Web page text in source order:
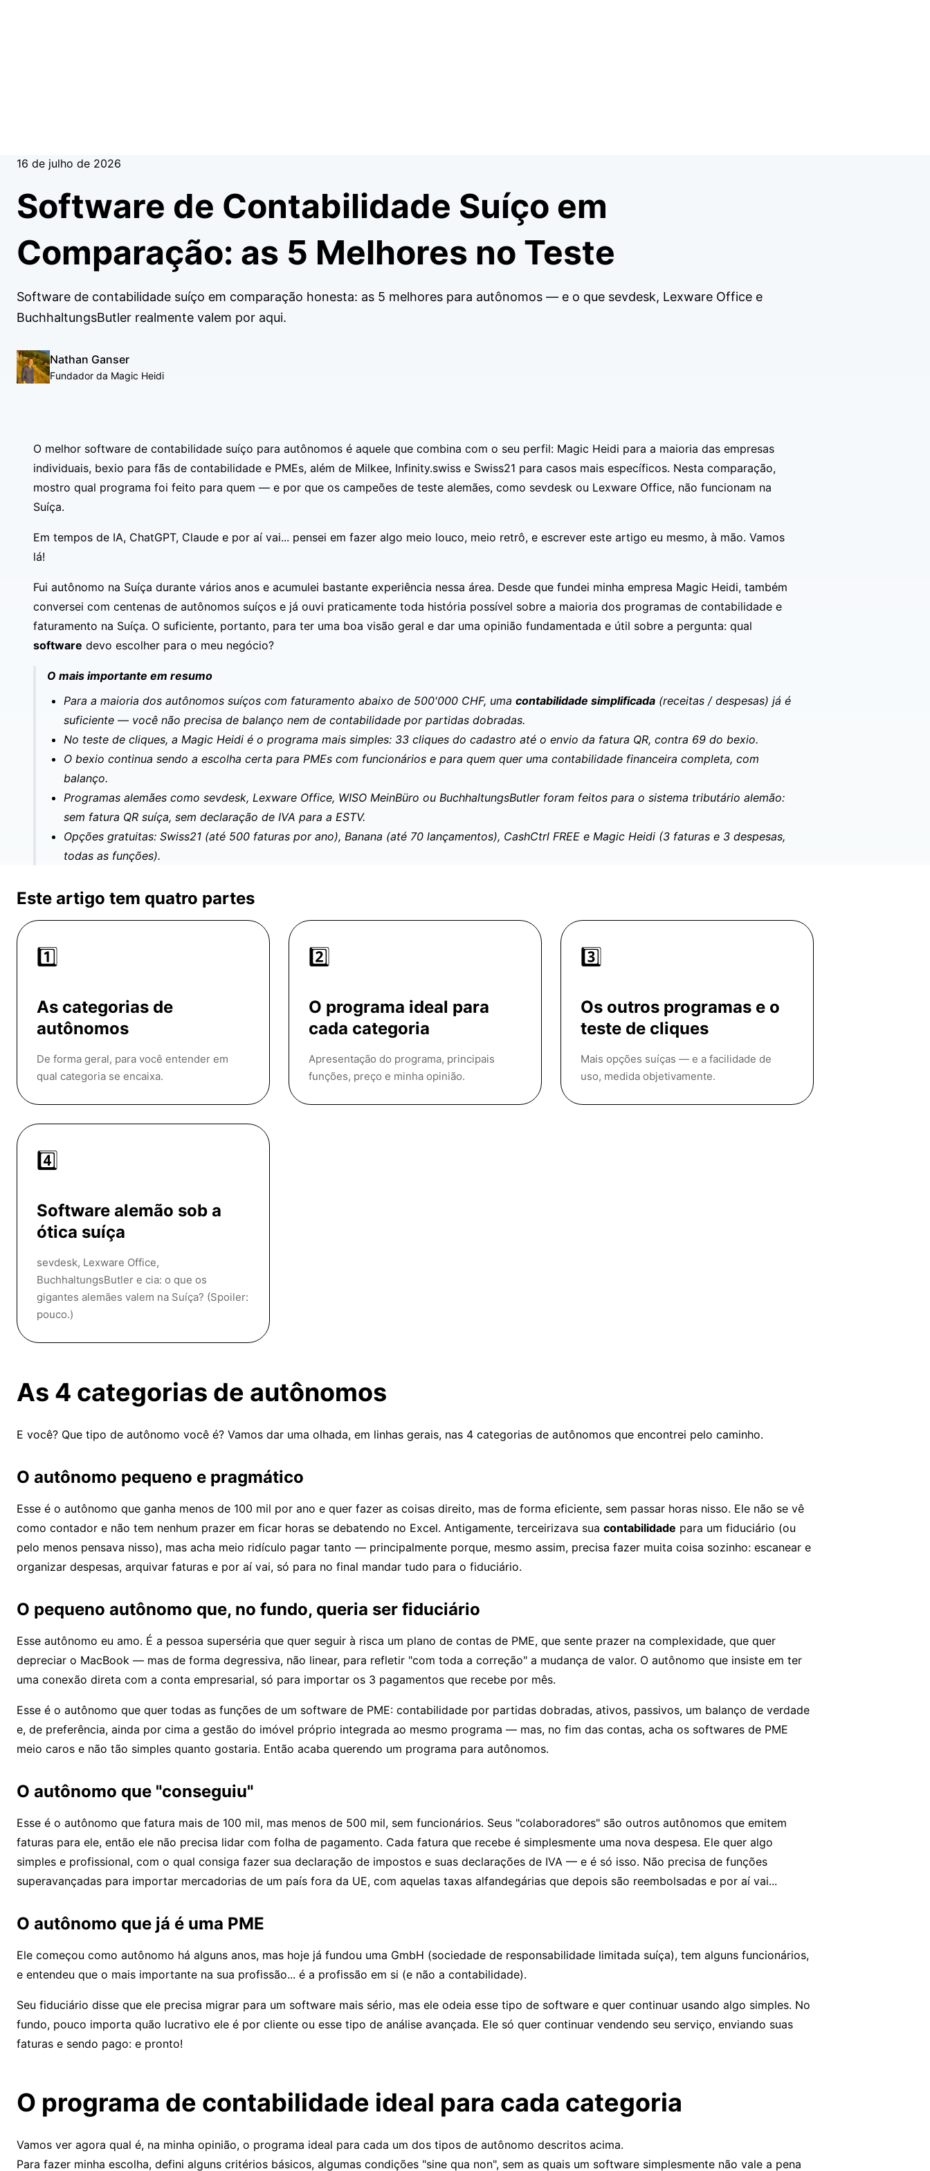
16 de julho de 2026
Software de Contabilidade Suíço em
Comparação: as 5 Melhores no Teste
Software de contabilidade suíço em comparação honesta: as 5 melhores para autônomos — e o que sevdesk, Lexware Office e
BuchhaltungsButler realmente valem por aqui.
Nathan Ganser
Fundador da Magic Heidi
O melhor software de contabilidade suíço para autônomos é aquele que combina com o seu perfil: Magic Heidi para a maioria das empresas
individuais, bexio para fãs de contabilidade e PMEs, além de Milkee, Infinity.swiss e Swiss21 para casos mais específicos. Nesta comparação,
mostro qual programa foi feito para quem — e por que os campeões de teste alemães, como sevdesk ou Lexware Office, não funcionam na
Suíça.
Em tempos de IA, ChatGPT, Claude e por aí vai... pensei em fazer algo meio louco, meio retrô, e escrever este artigo eu mesmo, à mão. Vamos
lá!
Fui autônomo na Suíça durante vários anos e acumulei bastante experiência nessa área. Desde que fundei minha empresa Magic Heidi, também
conversei com centenas de autônomos suíços e já ouvi praticamente toda história possível sobre a maioria dos programas de contabilidade e
faturamento na Suíça. O suficiente, portanto, para ter uma boa visão geral e dar uma opinião fundamentada e útil sobre a pergunta: qual
software devo escolher para o meu negócio?
O mais importante em resumo
Para a maioria dos autônomos suíços com faturamento abaixo de 500'000 CHF, uma contabilidade simplificada (receitas / despesas) já é
suficiente — você não precisa de balanço nem de contabilidade por partidas dobradas.
No teste de cliques, a Magic Heidi é o programa mais simples: 33 cliques do cadastro até o envio da fatura QR, contra 69 do bexio.
O bexio continua sendo a escolha certa para PMEs com funcionários e para quem quer uma contabilidade financeira completa, com
balanço.
Programas alemães como sevdesk, Lexware Office, WISO MeinBüro ou BuchhaltungsButler foram feitos para o sistema tributário alemão:
sem fatura QR suíça, sem declaração de IVA para a ESTV.
Opções gratuitas: Swiss21 (até 500 faturas por ano), Banana (até 70 lançamentos), CashCtrl FREE e Magic Heidi (3 faturas e 3 despesas,
todas as funções).
Este artigo tem quatro partes
1️⃣
As categorias de
autônomos
De forma geral, para você entender em
qual categoria se encaixa.
2️⃣
O programa ideal para
cada categoria
Apresentação do programa, principais
funções, preço e minha opinião.
3️⃣
Os outros programas e o
teste de cliques
Mais opções suíças — e a facilidade de
uso, medida objetivamente.
4️⃣
Software alemão sob a
ótica suíça
sevdesk, Lexware Office,
BuchhaltungsButler e cia: o que os
gigantes alemães valem na Suíça? (Spoiler:
pouco.)
As 4 categorias de autônomos
E você? Que tipo de autônomo você é? Vamos dar uma olhada, em linhas gerais, nas 4 categorias de autônomos que encontrei pelo caminho.
O autônomo pequeno e pragmático
Esse é o autônomo que ganha menos de 100 mil por ano e quer fazer as coisas direito, mas de forma eficiente, sem passar horas nisso. Ele não se vê
como contador e não tem nenhum prazer em ficar horas se debatendo no Excel. Antigamente, terceirizava sua contabilidade para um fiduciário (ou
pelo menos pensava nisso), mas acha meio ridículo pagar tanto — principalmente porque, mesmo assim, precisa fazer muita coisa sozinho: escanear e
organizar despesas, arquivar faturas e por aí vai, só para no final mandar tudo para o fiduciário.
O pequeno autônomo que, no fundo, queria ser fiduciário
Esse autônomo eu amo. É a pessoa superséria que quer seguir à risca um plano de contas de PME, que sente prazer na complexidade, que quer
depreciar o MacBook — mas de forma degressiva, não linear, para refletir "com toda a correção" a mudança de valor. O autônomo que insiste em ter
uma conexão direta com a conta empresarial, só para importar os 3 pagamentos que recebe por mês.
Esse é o autônomo que quer todas as funções de um software de PME: contabilidade por partidas dobradas, ativos, passivos, um balanço de verdade
e, de preferência, ainda por cima a gestão do imóvel próprio integrada ao mesmo programa — mas, no fim das contas, acha os softwares de PME
meio caros e não tão simples quanto gostaria. Então acaba querendo um programa para autônomos.
O autônomo que "conseguiu"
Esse é o autônomo que fatura mais de 100 mil, mas menos de 500 mil, sem funcionários. Seus "colaboradores" são outros autônomos que emitem
faturas para ele, então ele não precisa lidar com folha de pagamento. Cada fatura que recebe é simplesmente uma nova despesa. Ele quer algo
simples e profissional, com o qual consiga fazer sua declaração de impostos e suas declarações de IVA — e é só isso. Não precisa de funções
superavançadas para importar mercadorias de um país fora da UE, com aquelas taxas alfandegárias que depois são reembolsadas e por aí vai...
O autônomo que já é uma PME
Ele começou como autônomo há alguns anos, mas hoje já fundou uma GmbH (sociedade de responsabilidade limitada suíça), tem alguns funcionários,
e entendeu que o mais importante na sua profissão... é a profissão em si (e não a contabilidade).
Seu fiduciário disse que ele precisa migrar para um software mais sério, mas ele odeia esse tipo de software e quer continuar usando algo simples. No
fundo, pouco importa quão lucrativo ele é por cliente ou esse tipo de análise avançada. Ele só quer continuar vendendo seu serviço, enviando suas
faturas e sendo pago: e pronto!
O programa de contabilidade ideal para cada categoria
Vamos ver agora qual é, na minha opinião, o programa ideal para cada um dos tipos de autônomo descritos acima.
Para fazer minha escolha, defini alguns critérios básicos, algumas condições "sine qua non", sem as quais um software simplesmente não vale a pena